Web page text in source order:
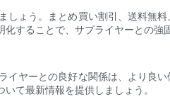
ょう。まとめ買い割引、送料無
することで、サプライヤーとの強
ヤーとの良好な関係は、より良
て最新情報を提供しましょう。